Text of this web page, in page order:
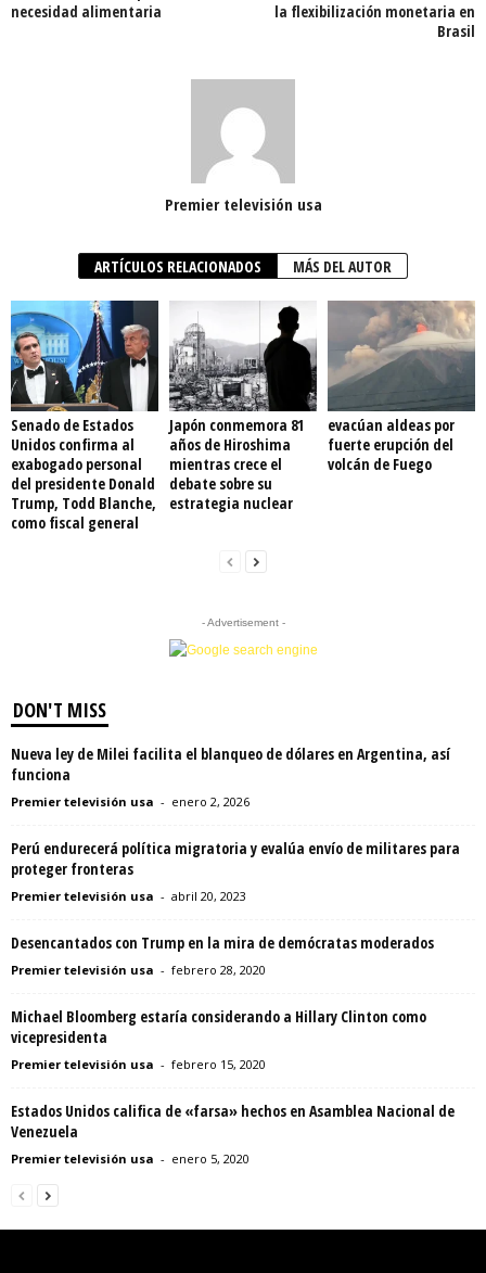
necesidad alimentaria
la flexibilización monetaria en
Brasil
Premier televisión usa
ARTÍCULOS RELACIONADOS MÁS DEL AUTOR
Senado de Estados
Unidos confirma al
exabogado personal
del presidente Donald
Trump, Todd Blanche,
como fiscal general
Japón conmemora 81
años de Hiroshima
mientras crece el
debate sobre su
estrategia nuclear
evacúan aldeas por
fuerte erupción del
volcán de Fuego
- Advertisement -
DON'T MISS
Nueva ley de Milei facilita el blanqueo de dólares en Argentina, así
funciona
Premier televisión usa - enero 2, 2026
Perú endurecerá política migratoria y evalúa envío de militares para
proteger fronteras
Premier televisión usa - abril 20, 2023
Desencantados con Trump en la mira de demócratas moderados
Premier televisión usa - febrero 28, 2020
Michael Bloomberg estaría considerando a Hillary Clinton como
vicepresidenta
Premier televisión usa - febrero 15, 2020
Estados Unidos califica de «farsa» hechos en Asamblea Nacional de
Venezuela
Premier televisión usa - enero 5, 2020